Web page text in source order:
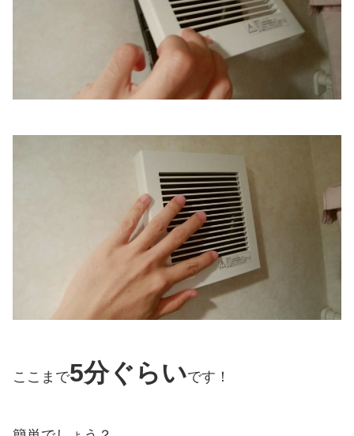
ここまで5分ぐらいです！